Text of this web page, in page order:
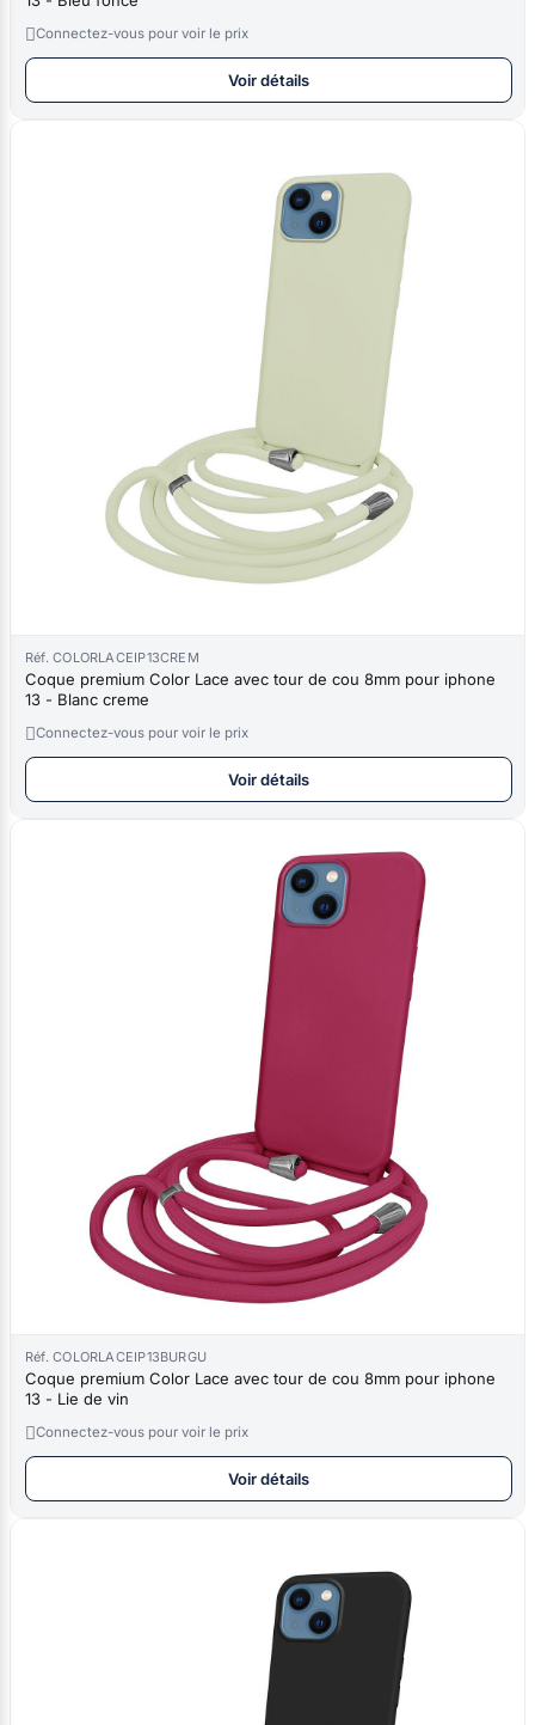
Connectez-vous pour voir le prix
Voir détails
Réf. COLORLACEIP13CREM
Coque premium Color Lace avec tour de cou 8mm pour iphone
13 - Blanc creme
Connectez-vous pour voir le prix
Voir détails
Réf. COLORLACEIP13BURGU
Coque premium Color Lace avec tour de cou 8mm pour iphone
13 - Lie de vin
Connectez-vous pour voir le prix
Voir détails